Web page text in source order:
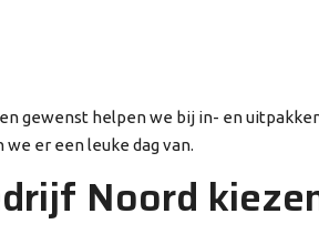
gewenst helpen we bij in- en
er een leuke dag van.
Noord